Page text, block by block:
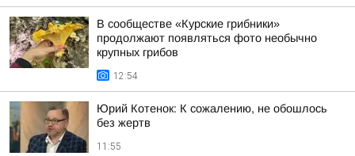
В сообществе «Курские грибники»
продолжают появляться фото необычно
крупных грибов
12:54
Юрий Котенок: К сожалению, не обошлось
без жертв
11:55